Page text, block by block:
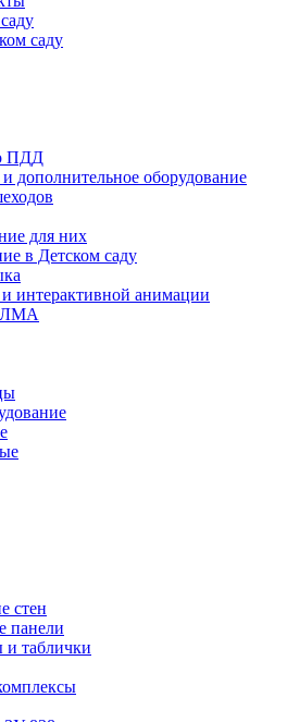
саду
ПДД
дополнительное оборудование
для них
в Детском саду
интерактивной анимации
стен
панели
таблички